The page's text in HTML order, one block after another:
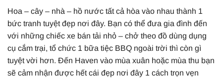
Hoa – cây – nhà – hồ nước tất cả hòa vào nhau thành 1
bức tranh tuyệt đẹp nơi đây. Bạn có thể đưa gia đình đến
với những chiếc xe bán tải nhỏ – chở theo đồ dùng dụng
cụ cắm trại, tổ chức 1 bữa tiệc BBQ ngoài trời thì còn gì
tuyệt vời hơn. Đến Haven vào mùa xuân hoặc mùa thu bạn
sẽ cảm nhận được hết cái đẹp nơi đây 1 cách trọn vẹn